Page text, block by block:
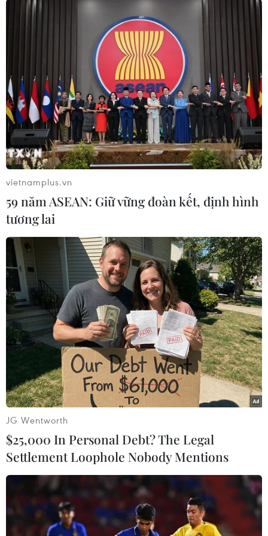
lượng.
Sản lượng dầu của Nga đã giảm xuống 11,3
triệu thùng/ngày vào tháng Ba vừa qua, nâng
tổng mức giảm sản lượng từ tháng 10/2018 tới
nay lên 112.000 thùng/ngày, song mức cam kết
thực tế mà Nga đưa ra là giảm 228.000
thùng/ngày so với mức của tháng 10/2018./.
(TTXVN/Vietnam+)
#Giá dầu #Nguồn cung dầu #OPEC
#Venezuela
#Lệnh trừng phạt Iran
Theo dõi VietnamPlus
vietnamplus.vn
59 năm ASEAN: Giữ vững đoàn kết, định hình
tương lai
JG Wentworth
$25,000 In Personal Debt? The Legal
Settlement Loophole Nobody Mentions